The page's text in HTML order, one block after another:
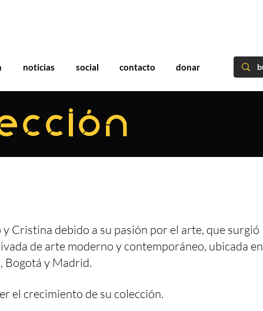
noticias social contacto donar
Cristina debido a su pasión por el arte, que surgió
de arte moderno y contemporáneo, ubicada en
Bogotá y Madrid.
el crecimiento de su colección.